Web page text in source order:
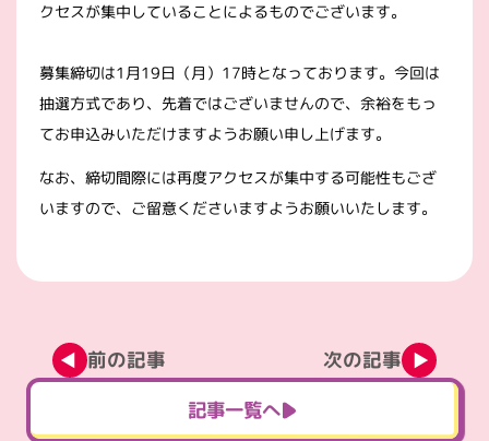
クセスが集中していることによるものでございます。
募集締切は1月19日（月）17時となっております。今回は
抽選方式であり、先着ではございませんので、余裕をもっ
てお申込みいただけますようお願い申し上げます。
なお、締切間際には再度アクセスが集中する可能性もござ
いますので、ご留意くださいますようお願いいたします。
前の記事
記事一覧へ
次の記事